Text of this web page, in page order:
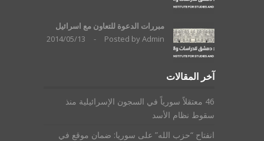
مبررات الدعوة للتعاون مع اسرائيل
Posted byAdmin
-
2014/05/13
آخر المقالات
46 معتقلاً سورياً في السجون الإسرائيلية منذ
سقوط نظام الأسد
انفتاح “حزب الله” على سوريا: ضمان موقع في